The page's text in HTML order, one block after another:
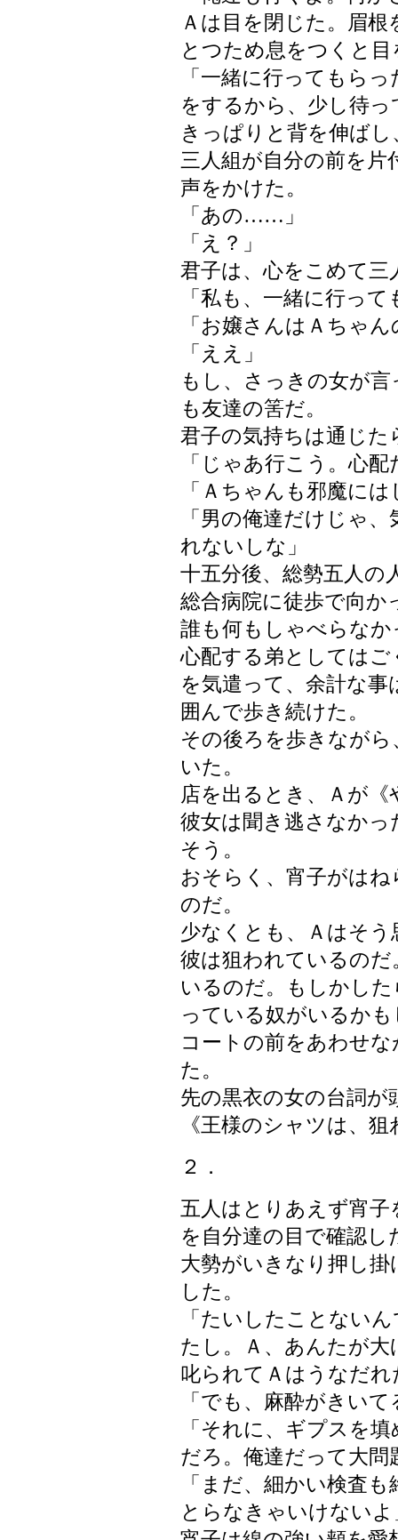
Ａは目を閉じた。眉
とつため息をつくと
「一緒に行ってもら
をするから、少し待
きっぱりと背を伸ば
三人組が自分の前を片
声をかけた。
「あの……」
「え？」
君子は、心をこめて三
「私も、一緒に行っ
「お嬢さんはＡちゃ
「ええ」
もし、さっきの女が
も友達の筈だ。
君子の気持ちは通じ
「じゃあ行こう。心
「Ａちゃんも邪魔に
「男の俺達だけじゃ
れないしな」
十五分後、総勢五人の
総合病院に徒歩で向か
誰も何もしゃべらな
心配する弟としては
を気遣って、余計な
囲んで歩き続けた。
その後ろを歩きなが
いた。
店を出るとき、Ａが
彼女は聞き逃さなかっ
そう。
おそらく、宵子がは
のだ。
少なくとも、Ａはそう
彼は狙われているの
いるのだ。もしかし
っている奴がいるか
コートの前をあわせ
た。
先の黒衣の女の台詞
《王様のシャツは、
２．
五人はとりあえず宵
を自分達の目で確認
大勢がいきなり押し
した。
「たいしたことない
たし。Ａ、あんたが
叱られてＡはうなだ
「でも、麻酔がきい
「それに、ギプスを
だろ。俺達だって大問
「まだ、細かい検査
とらなきゃいけないよ